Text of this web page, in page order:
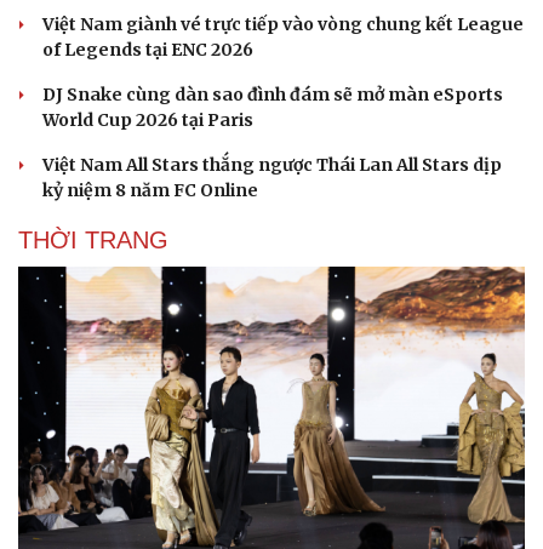
Văn hóa
Sân khấu - Điện ảnh
Văn học
Âm nhạc
Giải trí
Nghệ sĩ
Thời trang
Sao Việt
Việt Nam giành vé trực tiếp vào vòng chung kết League
of Legends tại ENC 2026
DJ Snake cùng dàn sao đình đám sẽ mở màn eSports
World Cup 2026 tại Paris
Việt Nam All Stars thắng ngược Thái Lan All Stars dịp
kỷ niệm 8 năm FC Online
THỜI TRANG